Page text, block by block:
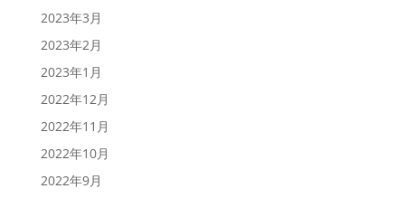
2023年3月
2023年2月
2023年1月
2022年12月
2022年11月
2022年10月
2022年9月